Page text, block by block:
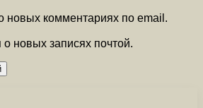
новых комментариях по email.
новых записях почтой.